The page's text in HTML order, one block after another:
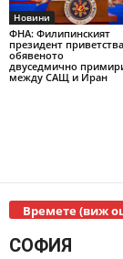
Новини
ФНА: Филипинският
президент приветства
обявеното
двуседмично
между САЩ и Иран
Времете (виж
СОФИЯ